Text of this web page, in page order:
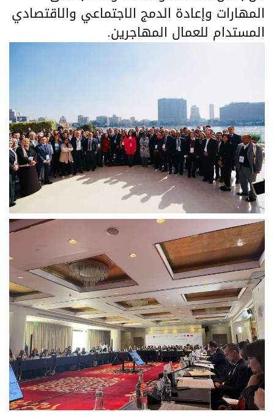
المهارات وإعادة الدمج الاجتماعي والاقتصادي
المستدام للعمال المهاجرين.